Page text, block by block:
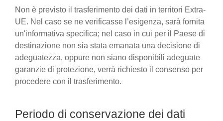
Non è previsto il trasferimento dei dati in territori Extra-
UE. Nel caso se ne verificasse l’esigenza, sarà fornita
un'informativa specifica; nel caso in cui per il Paese di
destinazione non sia stata emanata una decisione di
adeguatezza, oppure non siano disponibili adeguate
garanzie di protezione, verrà richiesto il consenso per
procedere con il trasferimento.
Periodo di conservazione dei dati